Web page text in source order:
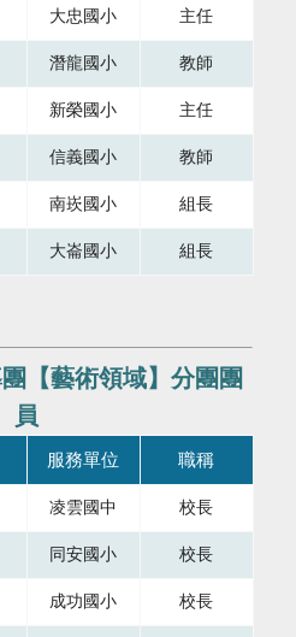
大忠國小 主任
潛龍國小 教師
新榮國小 主任
信義國小 教師
南崁國小 組長
大崙國小 組長
【藝術領域】分團團
員
個直欄，第一直欄銜稱，第二直
服務單位 職稱
凌雲國中 校長
同安國小 校長
成功國小 校長